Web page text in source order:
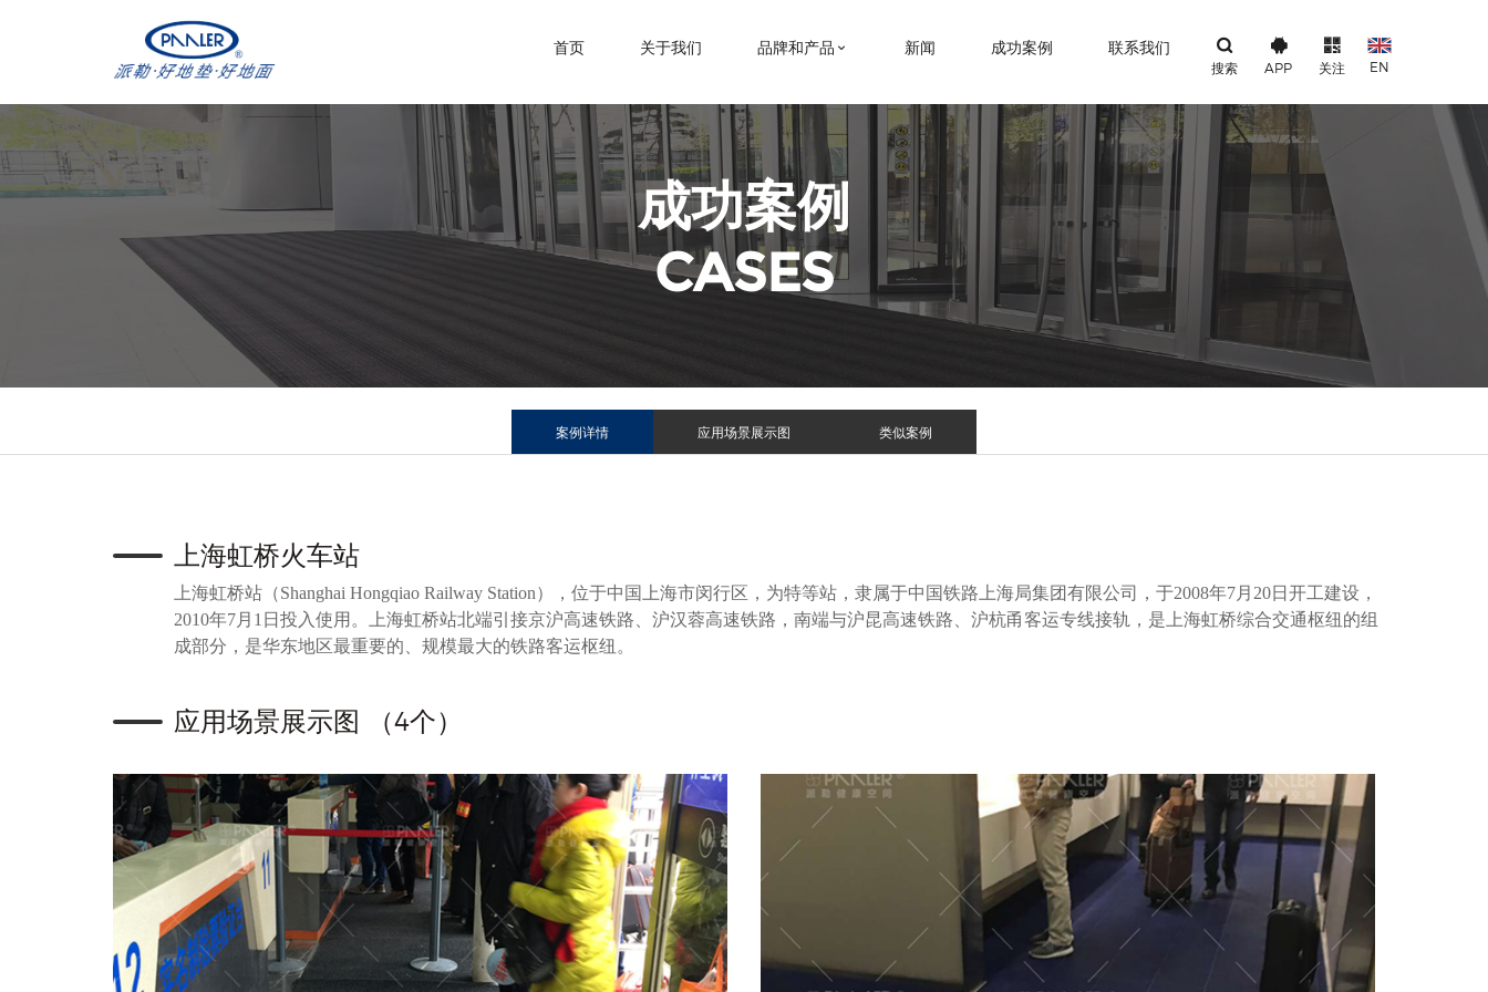
首页 关于我们 品牌和产品 新闻 成功案例 联系我们
搜索 APP 关注 EN
成功案例
CASES
案例详情 应用场景展示图 类似案例
上海虹桥火车站
上海虹桥站（Shanghai Hongqiao Railway Station），位于中国上海市闵行区，为特等站，隶属于中国铁路上海局集团有限公司，于2008年7月20日开工建设，
2010年7月1日投入使用。上海虹桥站北端引接京沪高速铁路、沪汉蓉高速铁路，南端与沪昆高速铁路、沪杭甬客运专线接轨，是上海虹桥综合交通枢纽的组
成部分，是华东地区最重要的、规模最大的铁路客运枢纽。
应用场景展示图 （4个）